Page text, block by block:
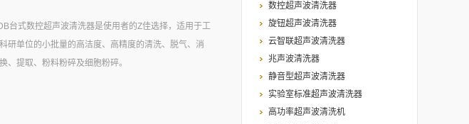
数控超声波清洗器
旋钮超声波清洗器
云智联超声波清洗器
兆声波清洗器
静音型超声波清洗器
实验室标准超声波清洗器
高功率超声波清洗机
台式数控超声波清洗器是使用者的Z佳选择，适用于工
研单位的小批量的高洁度、高精度的清洗、脱气、消
、提取、粉料粉碎及细胞粉碎。